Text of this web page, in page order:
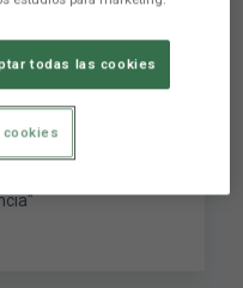
mark
todas las cookies